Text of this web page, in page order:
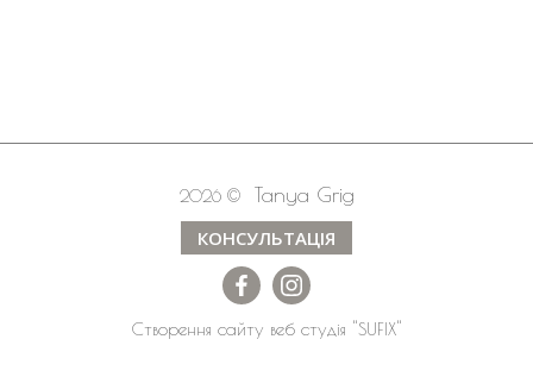
2026 © Tanya Grig
КОНСУЛЬТАЦІЯ
Створення сайту веб студія "SUFIX"